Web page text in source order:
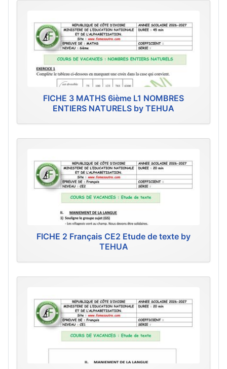
FICHE 3 MATHS 6ième L1 NOMBRES
ENTIERS NATURELS by TEHUA
FICHE 2 Français CE2 Etude de texte by
TEHUA